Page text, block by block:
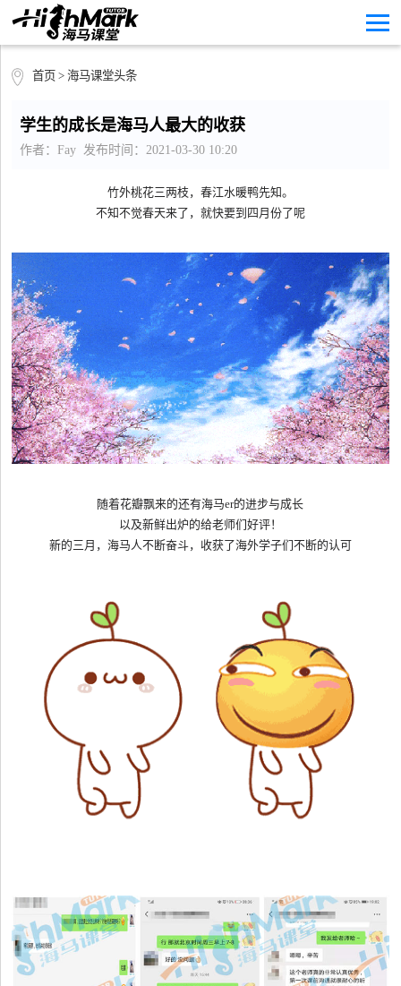
首页 > 海马课堂头条
学生的成长是海马人最大的收获
作者：Fay 发布时间：2021-03-30 10:20
竹外桃花三两枝，春江水暖鸭先知。
不知不觉春天来了，就快要到四月份了呢
随着花瓣飘来的还有海马er的进步与成长
以及新鲜出炉的给老师们好评！
新的三月，海马人不断奋斗，收获了海外学子们不断的认可